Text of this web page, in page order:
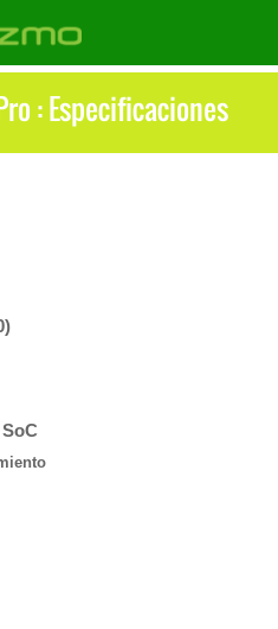
: Especificaciones